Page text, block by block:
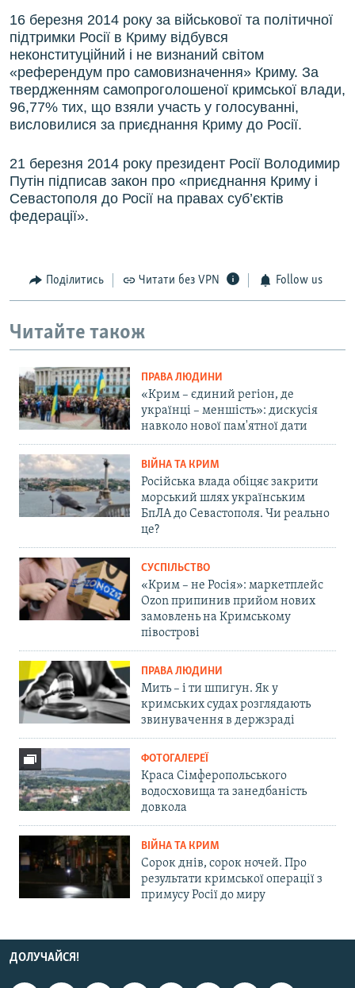
16 березня 2014 року за військової та політичної
підтримки Росії в Криму відбувся
неконституційний і не визнаний світом
«референдум про самовизначення» Криму. За
твердженням самопроголошеної кримської влади,
96,77% тих, що взяли участь у голосуванні,
висловилися за приєднання Криму до Росії.
21 березня 2014 року президент Росії Володимир
Путін підписав закон про «приєднання Криму і
Севастополя до Росії на правах суб’єктів
федерації».
Поділитись Читати без VPN Follow us
Читайте також
ПРАВА ЛЮДИНИ
«Крим – єдиний регіон, де
українці – меншість»: дискусія
навколо нової пам'ятної дати
ВІЙНА ТА КРИМ
Російська влада обіцяє закрити
морський шлях українським
БпЛА до Севастополя. Чи реально
це?
СУСПІЛЬСТВО
«Крим – не Росія»: маркетплейс
Ozon припинив прийом нових
замовлень на Кримському
півострові
ПРАВА ЛЮДИНИ
Мить – і ти шпигун. Як у
кримських судах розглядають
звинувачення в держзраді
ФОТОГАЛЕРЕЇ
Краса Сімферопольського
водосховища та занедбаність
довкола
ВІЙНА ТА КРИМ
Сорок днів, сорок ночей. Про
результати кримської операції з
примусу Росії до миру
ДОЛУЧАЙСЯ!